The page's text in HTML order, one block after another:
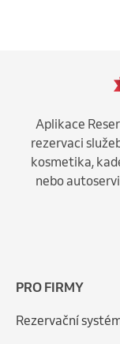
Aplikace
rezervaci
kosmetika,
nebo
PRO FIRMY
Rezervační